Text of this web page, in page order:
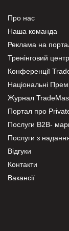
Про нас
Наша команда
Реклама на
Тренінговий центр
Конференції
Національні
Журнал
Портал про
Послуги В2В-
Послуги з
Відгуки
Контакти
Вакансії